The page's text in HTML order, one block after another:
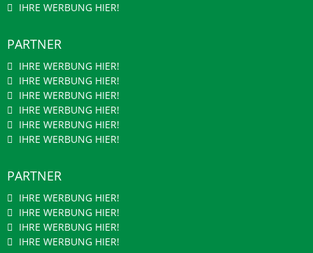
IHRE WERBUNG HIER!
PARTNER
IHRE WERBUNG HIER!
IHRE WERBUNG HIER!
IHRE WERBUNG HIER!
IHRE WERBUNG HIER!
IHRE WERBUNG HIER!
IHRE WERBUNG HIER!
PARTNER
IHRE WERBUNG HIER!
IHRE WERBUNG HIER!
IHRE WERBUNG HIER!
IHRE WERBUNG HIER!